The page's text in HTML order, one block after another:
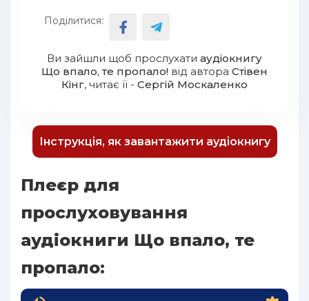
Поділитися:
Ви зайшли щоб прослухати аудіокнигу
Що впало, те пропало! від автора Стівен
Кінг, читає її - Сергій Москаленко
Інструкція, як завантажити аудіокнигу
Плеєр для
прослуховування
аудіокниги Що впало, те
пропало: